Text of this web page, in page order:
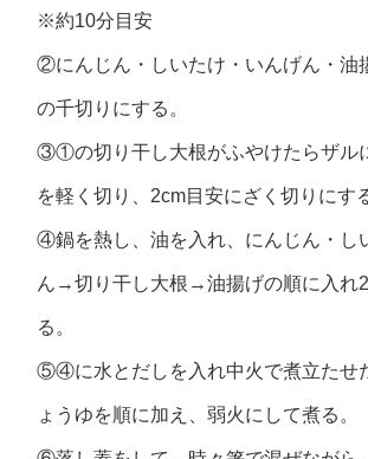
※約10分目安
②にんじん・しいたけ・いんげん・油
の千切りにする。
③①の切り干し大根がふやけたらザル
を軽く切り、2cm目安にざく切りにす
④鍋を熱し、油を入れ、にんじん・し
ん→切り干し大根→油揚げの順に入れ
る。
⑤④に水とだしを入れ中火で煮立たせ
ょうゆを順に加え、弱火にして煮る。